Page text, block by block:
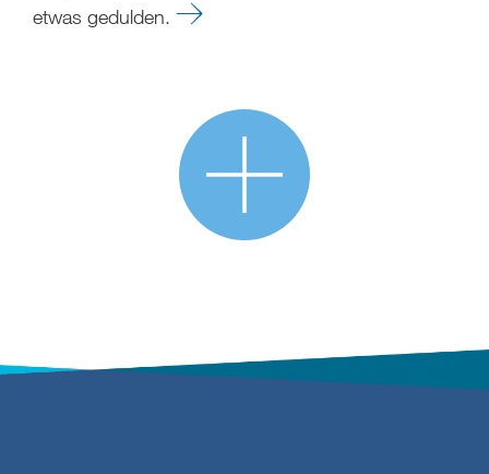
etwas gedulden.